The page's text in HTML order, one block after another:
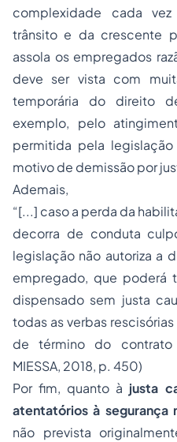
complexidade cada
trânsito e da crescente
assola os empregados
deve ser vista com
temporária do direito
exemplo, pelo
permitida pela
motivo de demissão por
Ademais,
“[...] caso a perda da
decorra de conduta
legislação não autoriza a
empregado, que poderá
dispensado sem justa
todas as verbas
de término do contrato
MIESSA, 2018, p. 450)
Por fim, quanto à justa
atentatórios à segurança
não prevista